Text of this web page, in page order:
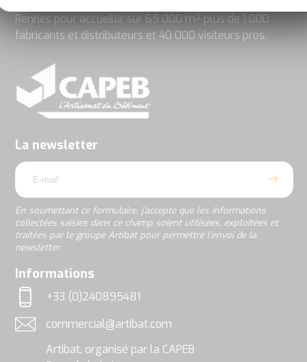
Rennes pour accueillir sur 65 000 m² plus de 1 000
fabricants et distributeurs et 40 000 visiteurs pros.
La newsletter
email
En soumettant ce formulaire, j’accepte que les informations
collectées saisies dans ce champ soient utilisées, exploitées et
traitées par le groupe Artibat pour permettre l’envoi de la
newsletter.
rgpd
En
soumettant
j’accepte
les
informations
dans
ce
champ
soient
exploitées
et
traitées
par
le
Artibat
Informations
Téléphone
+33 (0)240895481
Adresse email
commercial@artibat.com
Artibat, organisé par la CAPEB